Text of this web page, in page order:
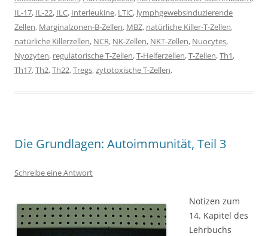
IL-17, IL-22, ILC, Interleukine, LTiC, lymphgewebsinduzierende
Zellen, Marginalzonen-B-Zellen, MBZ, natürliche Killer-T-Zellen,
natürliche Killerzellen, NCR, NK-Zellen, NKT-Zellen, Nuocytes,
Nyozyten, regulatorische T-Zellen,T-Helferzellen,T-Zellen,Th1,
Th17,Th2,Th22,Tregs,zytotoxische T-Zellen.
Die Grundlagen: Autoimmunität, Teil 3
Schreibe eine Antwort
Notizen zum
14. Kapitel des
Lehrbuchs